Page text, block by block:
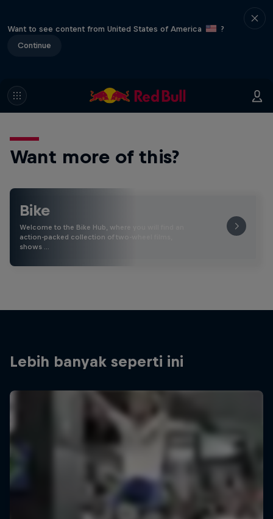
Want to see content from United States of America
?
Continue
Want more of this?
Bike
Welcome to the Bike Hub, where you will find an
action-packed collection of two-wheel films,
shows …
Lebih banyak seperti ini